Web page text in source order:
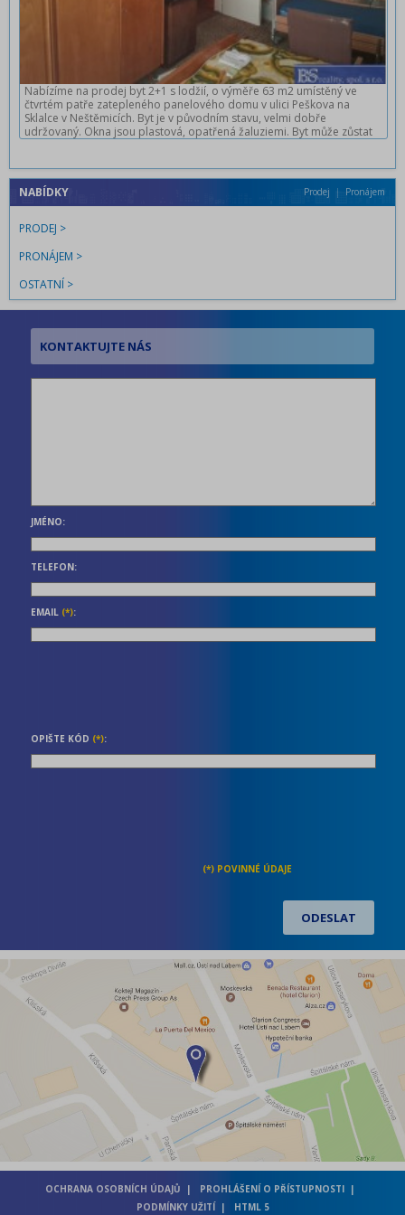
Nabízíme na prodej byt 2+1 s lodžií, o výměře 63 m2 umístěný ve
čtvrtém patře zatepleného panelového domu v ulici Peškova na
Sklalce v Neštěmicích. Byt je v původním stavu, velmi dobře
udržovaný. Okna jsou plastová, opatřená žaluziemi. Byt může zůstat
vybavenost, škola, školka a parkování před domem. Klidná lokalita,
vol
NABÍDKY
PRODEJ
PRONÁJEM
OSTATNÍ
Prodej Pronájem
JMÉNO:
TELEFON:
EMAIL (*):
OPIŠTE KÓD (*):
OCHRANA OSOBNÍCH ÚDAJŮ
PROHLÁŠENÍ O PŘÍSTUPNOSTI
PODMÍNKY UŽITÍ
HTML 5